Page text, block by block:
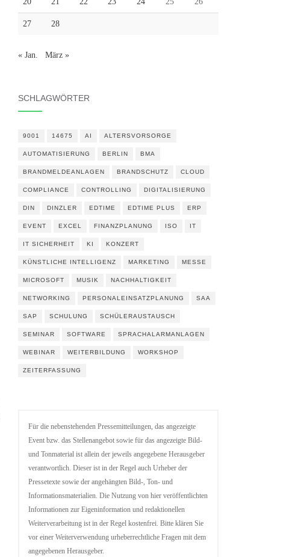
27 28
« Jan. März »
SCHLAGWÖRTER
9001 14675 AI ALTERSVORSORGE
AUTOMATISIERUNG BERLIN BMA
BRANDMELDEANLAGEN BRANDSCHUTZ CLOUD
COMPLIANCE CONTROLLING DIGITALISIERUNG
DIN DINZLER EDTIME EDTIME PLUS ERP
EVENT EXCEL FINANZPLANUNG ISO IT
IT SICHERHEIT KI KONZERT
KÜNSTLICHE INTELLIGENZ MARKETING MESSE
MICROSOFT MUSIK NACHHALTIGKEIT
NETWORKING PERSONALEINSATZPLANUNG SAA
SAP SCHULUNG SCHÜLERAUSTAUSCH
SEMINAR SOFTWARE SPRACHALARMANLAGEN
WEBINAR WEITERBILDUNG WORKSHOP
ZEITERFASSUNG
Für die nebenstehenden Pressemitteilungen, das angezeigte
Event bzw. das Stellenangebot sowie für das angezeigte Bild-
und Tonmaterial ist allein der jeweils angegebene Herausgeber
verantwortlich. Dieser ist in der Regel auch Urheber der
Pressetexte sowie der angehängten Bild-, Ton- und
Informationsmaterialien. Die Nutzung von hier veröffentlichten
Informationen zur Eigeninformation und redaktionellen
Weiterverarbeitung ist in der Regel kostenfrei. Bitte klären Sie
vor einer Weiterverwendung urheberrechtliche Fragen mit dem
angegebenen Herausgeber.